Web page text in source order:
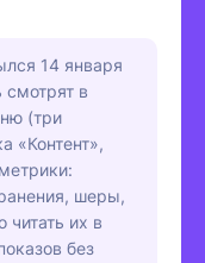
14 января
смотрят в
(три
«Контент»,
шеры,
их в
без